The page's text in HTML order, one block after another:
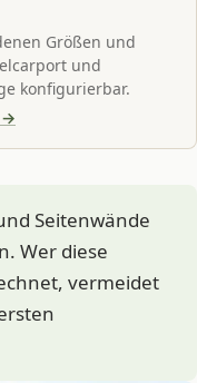
Größen und
und
konfigurierbar.
→
Seitenwände
Wer diese
vermeidet